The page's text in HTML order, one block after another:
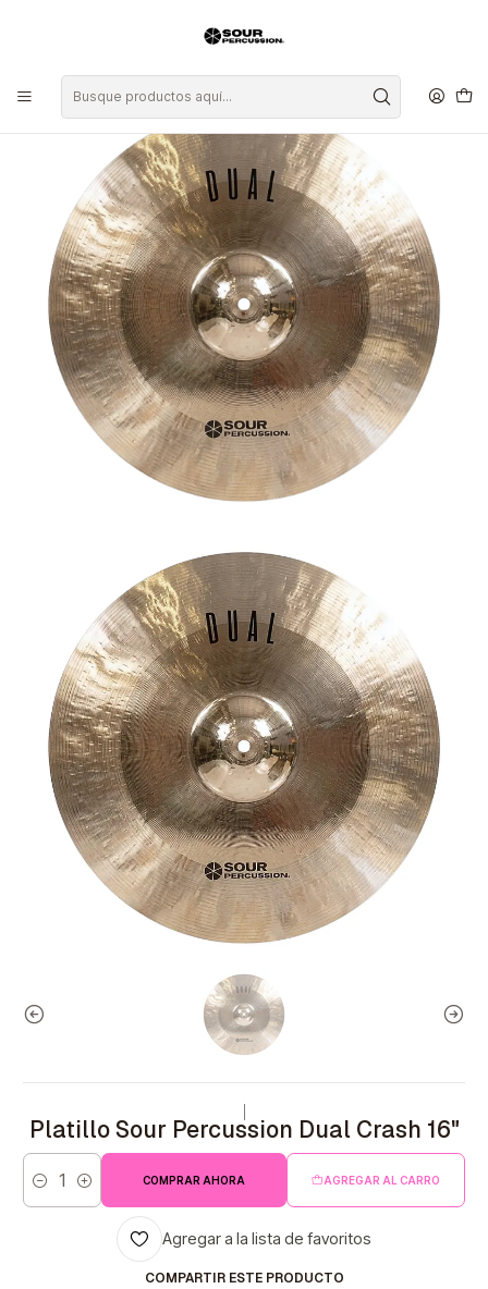
Platillo Sour Percussion Dual Crash 16"
Cantidad
AGREGAR AL CARRO
COMPRAR AHORA
Agregar a la lista de favoritos
COMPARTIR ESTE PRODUCTO